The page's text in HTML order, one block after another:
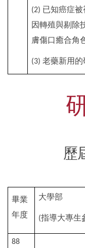
(2) 已知癌症
因轉殖與剔除
膚傷口癒合角
(3) 老藥新用的
歷
畢業
年度
大學部
(指導大專生
88